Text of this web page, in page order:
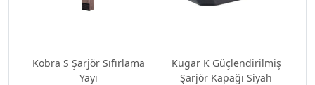
Kobra S Şarjör Sıfırlama
Yayı
Kugar K Güçlendirilmiş
Şarjör Kapağı Siyah